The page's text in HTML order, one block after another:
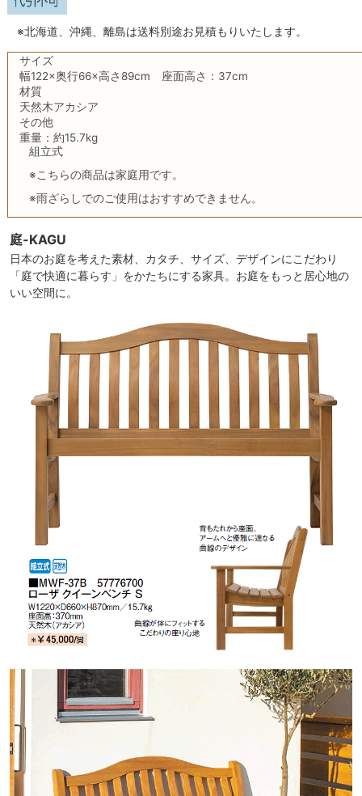
※北海道、沖縄、離島は送料別途お見積もりいたします。
サイズ
幅122×奥行66×高さ89cm 座面高さ：37cm
材質
天然木アカシア
その他
重量：約15.7kg
組立式
※こちらの商品は家庭用です。
※雨ざらしでのご使用はおすすめできません。
庭-KAGU
日本のお庭を考えた素材、カタチ、サイズ、デザインにこだわり
「庭で快適に暮らす」をかたちにする家具。お庭をもっと居心地の
いい空間に。